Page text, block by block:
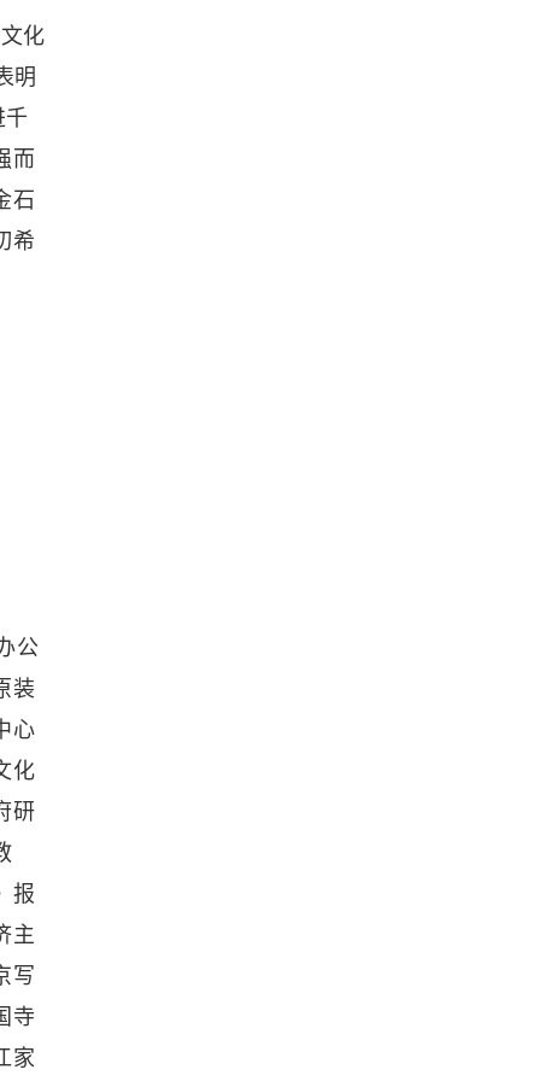
化
明
千
而
石
希
公
装
心
化
研
报
主
写
寺
家